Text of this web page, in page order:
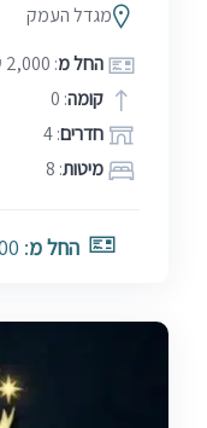
מגדל העמק
החל מ: 2,000 ₪
קומה: 0
חדרים: 4
מיטות: 8
החל מ: 2,000 ₪